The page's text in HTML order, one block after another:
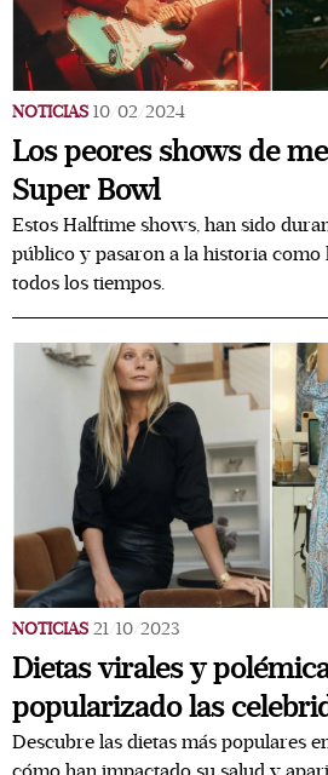
NOTICIAS 10/02/2024
Los peores shows de
Super Bowl
Estos Halftime shows, han sido
público y pasaron a la historia como
todos los tiempos.
NOTICIAS 21/10/2023
Dietas virales y
popularizado las
Descubre las dietas más populares